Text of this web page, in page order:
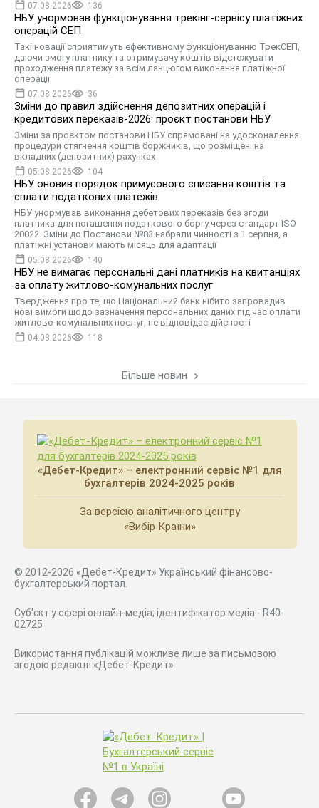
07.08.2026 136
НБУ унормовав функціонування трекінг-сервісу платіжних
операцій СЕП
Такі новації сприятимуть ефективному функціонуванню ТрекСЕП,
даючи змогу платнику та отримувачу коштів відстежувати
проходження платежу за всім ланцюгом виконання платіжної
операції
07.08.2026 36
Зміни до правил здійснення депозитних операцій і
кредитових переказів-2026: проєкт постанови НБУ
Зміни за проєктом постанови НБУ спрямовані на удосконалення
процедури стягнення коштів боржників, що розміщені на
вкладних (депозитних) рахунках
05.08.2026 104
НБУ оновив порядок примусового списання коштів та
сплати податкових платежів
НБУ унормував виконання дебетових переказів без згоди
платника для погашення податкового боргу через стандарт ISO
20022. Зміни до Постанови №83 набрали чинності з 1 серпня, а
платіжні установи мають місяць для адаптації
05.08.2026 140
НБУ не вимагає персональні дані платників на квитанціях
за оплату житлово-комунальних послуг
Твердження про те, що Національний банк нібито запровадив
нові вимоги щодо зазначення персональних даних під час оплати
житлово-комунальних послуг, не відповідає дійсності
04.08.2026 118
Більше новин
«Дебет-Кредит» – електронний сервіс №1 для
бухгалтерів 2024-2025 років
За версією аналітичного центру
«Вибір Країни»
© 2012-2026 «Дебет-Кредит» Український фінансово-
бухгалтерський портал.
Суб'єкт у сфері онлайн-медіа; ідентифікатор медіа - R40-
02725
Використання публікацій можливе лише за письмовою
згодою редакції «Дебет-Кредит»